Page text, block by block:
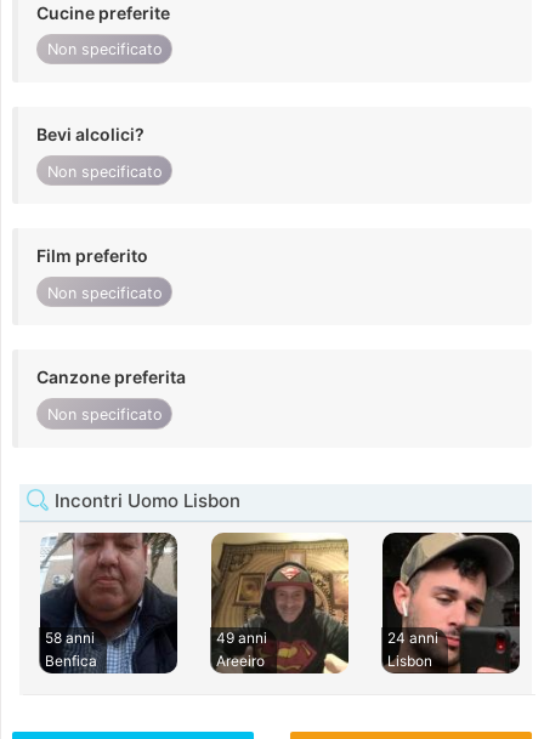
Cucine preferite
Non specificato
Bevi alcolici?
Non specificato
Film preferito
Non specificato
Canzone preferita
Non specificato
Incontri Uomo Lisbon
58 anni
Benfica
49 anni
Areeiro
24 anni
Lisbon